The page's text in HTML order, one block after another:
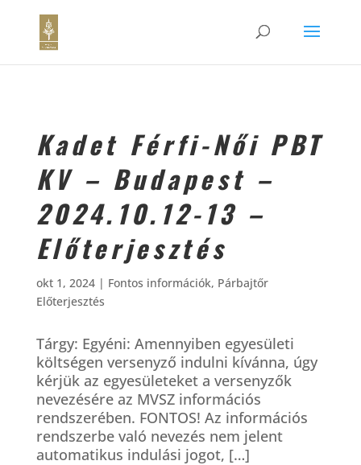
Kadet Férfi-Női PBT
KV – Budapest –
2024.10.12-13 –
Előterjesztés
okt 1, 2024| Fontos információk, Párbajtőr
Előterjesztés
Tárgy: Egyéni: Amennyiben egyesületi
költségen versenyző indulni kívánna, úgy
kérjük az egyesületeket a versenyzők
nevezésére az MVSZ információs
rendszerében. FONTOS! Az információs
rendszerbe való nevezés nem jelent
automatikus indulási jogot, […]